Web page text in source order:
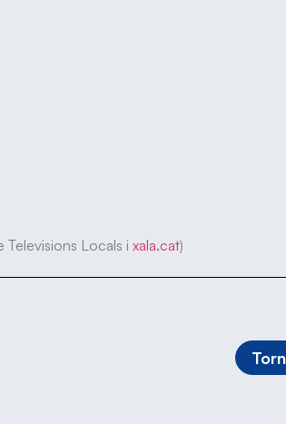
Locals i xala.cat)